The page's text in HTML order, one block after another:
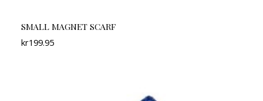
SMALL MAGNET SCARF
kr199.95